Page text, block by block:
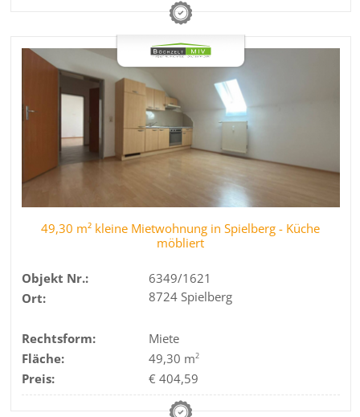
49,30 m² kleine Mietwohnung in Spielberg - Küche
möbliert
Objekt Nr.:
6349/1621
Ort:
8724 Spielberg
Rechtsform:
Miete
Fläche:
49,30 m2
Preis: € 404,59